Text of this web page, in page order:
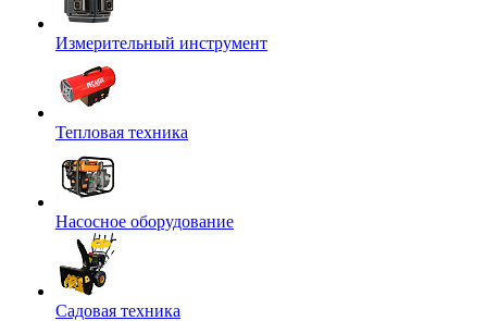
Измерительный инструмент
Тепловая техника
Насосное оборудование
Садовая техника